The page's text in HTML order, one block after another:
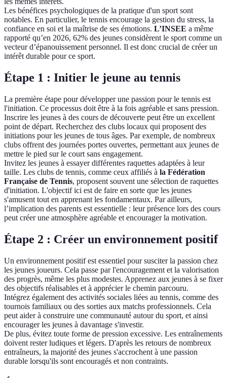
Les bénéfices psychologiques de la pratique d'un sport sont
notables. En particulier, le tennis encourage la gestion du stress, la
confiance en soi et la maîtrise de ses émotions. L’INSEE a même
rapporté qu’en 2026, 62% des jeunes considèrent le sport comme un
vecteur d’épanouissement personnel. Il est donc crucial de créer un
intérêt durable pour ce sport.
Étape 1 : Initier le jeune au tennis
La première étape pour développer une passion pour le tennis est
l'initiation. Ce processus doit être à la fois agréable et sans pression.
Inscrire les jeunes à des cours de découverte peut être un excellent
point de départ. Recherchez des clubs locaux qui proposent des
initiations pour les jeunes de tous âges. Par exemple, de nombreux
clubs offrent des journées portes ouvertes, permettant aux jeunes de
mettre le pied sur le court sans engagement.
Invitez les jeunes à essayer différentes raquettes adaptées à leur
taille. Les clubs de tennis, comme ceux affiliés à la Fédération
Française de Tennis, proposent souvent une sélection de raquettes
d'initiation. L'objectif ici est de faire en sorte que les jeunes
s'amusent tout en apprenant les fondamentaux. Par ailleurs,
l’implication des parents est essentielle : leur présence lors des cours
peut créer une atmosphère agréable et encourager la motivation.
Étape 2 : Créer un environnement positif
Un environnement positif est essentiel pour susciter la passion chez
les jeunes joueurs. Cela passe par l'encouragement et la valorisation
des progrès, même les plus modestes. Apprenez aux jeunes à se fixer
des objectifs réalisables et à apprécier le chemin parcouru.
Intégrez également des activités sociales liées au tennis, comme des
tournois familiaux ou des sorties aux matchs professionnels. Cela
peut aider à construire une communauté autour du sport, et ainsi
encourager les jeunes à davantage s'investir.
De plus, évitez toute forme de pression excessive. Les entraînements
doivent rester ludiques et légers. D'après les retours de nombreux
entraîneurs, la majorité des jeunes s'accrochent à une passion
durable lorsqu'ils sont encouragés et non contraints.